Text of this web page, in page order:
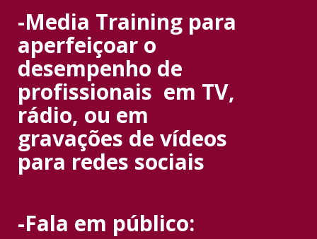
-Media Training para
aperfeiçoar o
desempenho de
profissionais em TV,
rádio, ou em
gravações de vídeos
para redes sociais
-Fala em público: